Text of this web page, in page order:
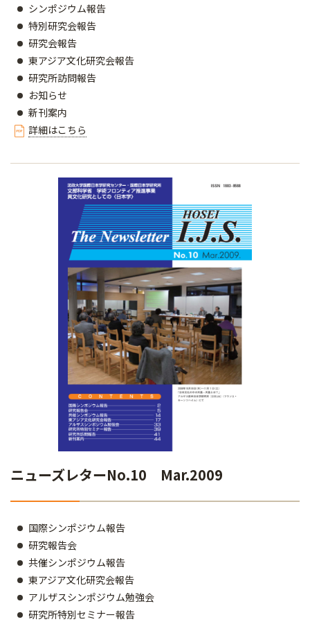
シンポジウム報告
特別研究会報告
研究会報告
東アジア文化研究会報告
研究所訪問報告
お知らせ
新刊案内
詳細はこちら
ニューズレターNo.10 Mar.2009
国際シンポジウム報告
研究報告会
共催シンポジウム報告
東アジア文化研究会報告
アルザスシンポジウム勉強会
研究所特別セミナー報告